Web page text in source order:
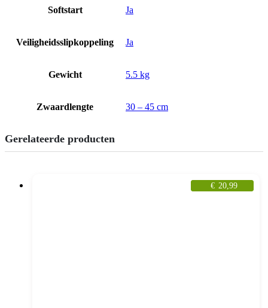
Softstart Ja
Veiligheidsslipkoppeling Ja
Gewicht 5.5 kg
Zwaardlengte 30 – 45 cm
Gerelateerde producten
€ 20,99